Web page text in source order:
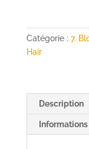
Naturel
Froid
-
BBhair
Catégorie : 7.
Hair
Description